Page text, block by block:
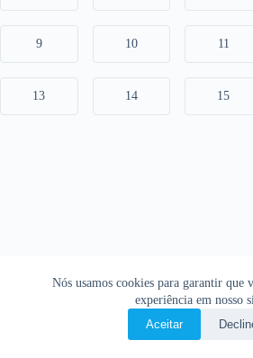
Nós usamos cookies para garantir que
experiência em nosso
Aceitar
9 10 11
13 14 15
Copyright © 2026 • O Livro Sagrado •